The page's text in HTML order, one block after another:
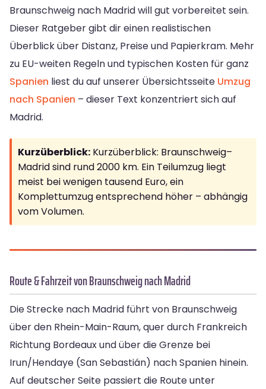
Braunschweig nach Madrid will gut vorbereitet sein.
Dieser Ratgeber gibt dir einen realistischen
Überblick über Distanz, Preise und Papierkram. Mehr
zu EU-weiten Regeln und typischen Kosten für ganz
Spanien liest du auf unserer Übersichtsseite Umzug
nach Spanien – dieser Text konzentriert sich auf
Madrid.
Kurzüberblick: Kurzüberblick: Braunschweig–
Madrid sind rund 2000 km. Ein Teilumzug liegt
meist bei wenigen tausend Euro, ein
Komplettumzug entsprechend höher – abhängig
vom Volumen.
Route & Fahrzeit von Braunschweig nach Madrid
Die Strecke nach Madrid führt von Braunschweig
über den Rhein-Main-Raum, quer durch Frankreich
Richtung Bordeaux und über die Grenze bei
Irun/Hendaye (San Sebastián) nach Spanien hinein.
Auf deutscher Seite passiert die Route unter